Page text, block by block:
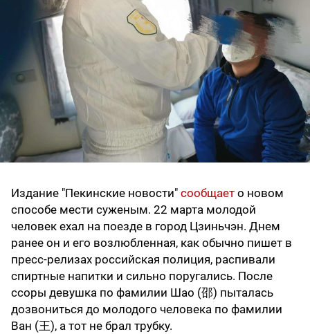
Издание "Пекинские новости" сообщает о новом
способе мести суженым. 22 марта молодой
человек ехал на поезде в город Цзиньчэн. Днем
ранее он и его возлюбленная, как обычно пишет в
пресс-релизах российская полиция, распивали
спиртные напитки и сильно поругались. После
ссоры девушка по фамилии Шао (邵) пыталась
дозвониться до молодого человека по фамилии
Ван (王), а тот не брал трубку.